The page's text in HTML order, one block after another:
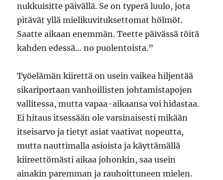
nukkuisitte päivällä. Se on typerä luulo, jota
pitävät yllä mielikuvituksettomat hölmöt.
Saatte aikaan enemmän. Teette päivässä töitä
kahden edessä… no puolentoista.”
Työelämän kiirettä on usein vaikea hiljentää
sikariportaan vanhoillisten johtamistapojen
vallitessa, mutta vapaa-aikaansa voi hidastaa.
Ei hitaus itsessään ole varsinaisesti mikään
itseisarvo ja tietyt asiat vaativat nopeutta,
mutta nauttimalla asioista ja käyttämällä
kiireettömästi aikaa johonkin, saa usein
ainakin paremman ja rauhoittuneen mielen.